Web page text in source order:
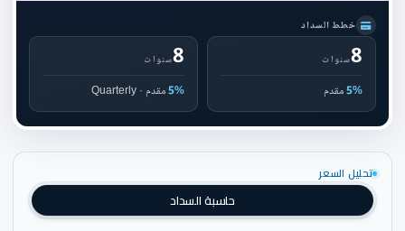
خطط السداد
8سنوات
5%مقدم
8سنوات
5%مقدم · Quarterly
تحليل السعر
حاسبة السداد